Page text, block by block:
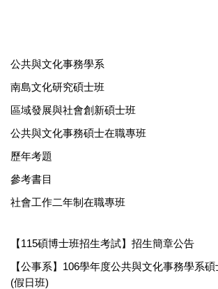
公共與文化事務學系
南島文化研究碩士班
區域發展與社會創新碩士班
公共與文化事務碩士在職專班
歷年考題
參考書目
社會工作二年制在職專班
【115碩博士班招生考試】招生簡章公告
【公事系】106學年度公共與文化事務學系
(假日班)